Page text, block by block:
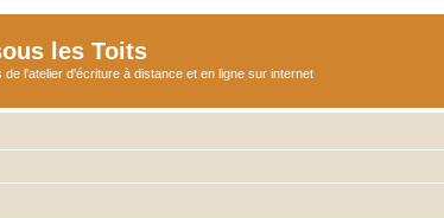
les Toits
l'atelier d'écriture à distance et en ligne sur internet